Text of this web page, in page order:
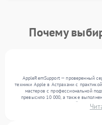
Почему
AppleRemSupport — проверенный
техники Apple в Астрахани с
мастеров с профессиональной
превысило 10 000, а также
Ежемесячно в сервисный центр
выполняем ремонт различного